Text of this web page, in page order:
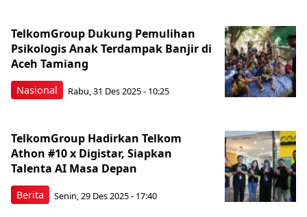
Nasional
TelkomGroup Dukung Pemulihan
Psikologis Anak Terdampak Banjir di
Aceh Tamiang
Rabu, 31 Des 2025 - 10:25
Berita
TelkomGroup Hadirkan Telkom
Athon #10 x Digistar, Siapkan
Talenta AI Masa Depan
Senin, 29 Des 2025 - 17:40